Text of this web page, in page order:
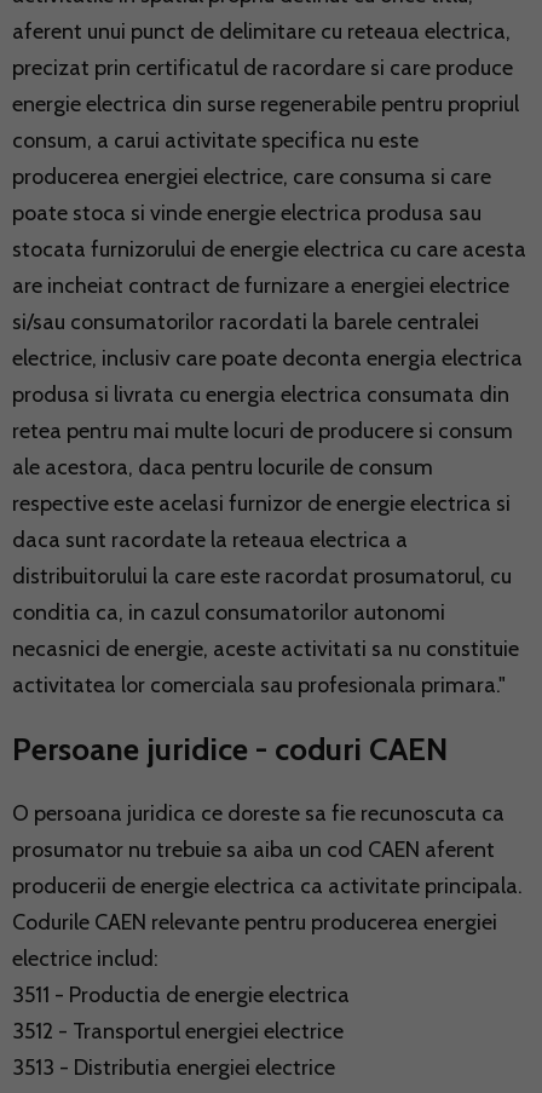
aferent unui punct de delimitare cu reteaua electrica,
precizat prin certificatul de racordare si care produce
energie electrica din surse regenerabile pentru propriul
consum, a carui activitate specifica nu este
producerea energiei electrice, care consuma si care
poate stoca si vinde energie electrica produsa sau
stocata furnizorului de energie electrica cu care acesta
are incheiat contract de furnizare a energiei electrice
si/sau consumatorilor racordati la barele centralei
electrice, inclusiv care poate deconta energia electrica
produsa si livrata cu energia electrica consumata din
retea pentru mai multe locuri de producere si consum
ale acestora, daca pentru locurile de consum
respective este acelasi furnizor de energie electrica si
daca sunt racordate la reteaua electrica a
distribuitorului la care este racordat prosumatorul, cu
conditia ca, in cazul consumatorilor autonomi
necasnici de energie, aceste activitati sa nu constituie
activitatea lor comerciala sau profesionala primara."
Persoane juridice - coduri CAEN
O persoana juridica ce doreste sa fie recunoscuta ca
prosumator nu trebuie sa aiba un cod CAEN aferent
producerii de energie electrica ca activitate principala.
Codurile CAEN relevante pentru producerea energiei
electrice includ:
3511 - Productia de energie electrica
3512 - Transportul energiei electrice
3513 - Distributia energiei electrice